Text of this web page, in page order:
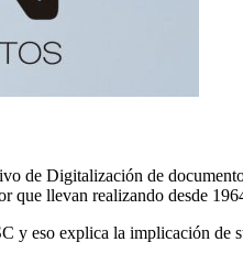
de Digitalización de
que llevan realizando desde
y eso explica la implicación de